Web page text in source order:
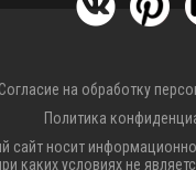
Согласие на обработку
Политика
сайт носит
каких условиях не